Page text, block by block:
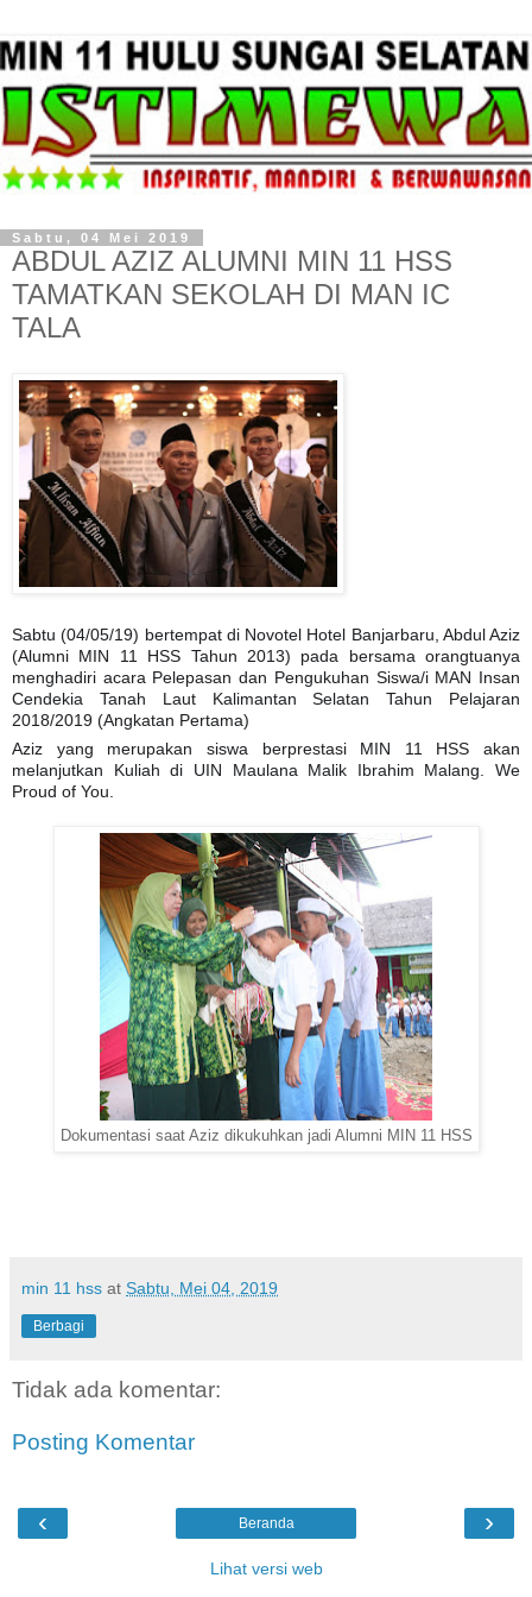
Sabtu, 04 Mei 2019
ABDUL AZIZ ALUMNI MIN 11 HSS
TAMATKAN SEKOLAH DI MAN IC
TALA
Sabtu (04/05/19) bertempat di Novotel Hotel Banjarbaru, Abdul Aziz
(Alumni MIN 11 HSS Tahun 2013) pada bersama orangtuanya
menghadiri acara Pelepasan dan Pengukuhan Siswa/i MAN Insan
Cendekia Tanah Laut Kalimantan Selatan Tahun Pelajaran
2018/2019 (Angkatan Pertama)
Aziz yang merupakan siswa berprestasi MIN 11 HSS akan
melanjutkan Kuliah di UIN Maulana Malik Ibrahim Malang. We
Proud of You.
Dokumentasi saat Aziz dikukuhkan jadi Alumni MIN 11 HSS
min 11 hss at Sabtu, Mei 04, 2019
Berbagi
Tidak ada komentar:
Posting Komentar
‹ ›
Beranda
Lihat versi web